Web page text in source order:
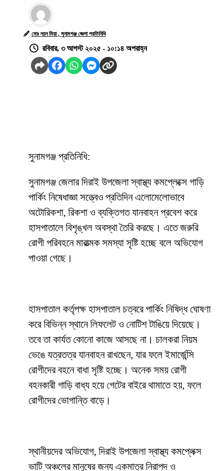
মোঃ নয়ন মিয়া , সুনামগঞ্জ জেলা প্রতিনিধি
রবিবার, ৩ আগস্ট ২০২৫ - ১০:১৪ অপরাহ্ন
সুনামগঞ্জ প্রতিনিধি:
সুনামগঞ্জ জেলার দিরাই উপজেলা স্বাস্থ্য কমপ্লেক্সে গাড়ি
পার্কিং নিষেধাজ্ঞা সত্ত্বেও প্রতিদিন এলোমেলোভাবে
অটোরিকশা, রিকশা ও ব্যক্তিগত যানবাহন প্রবেশ করে
হাসপাতালে বিশৃঙ্খল অবস্থা তৈরি করছে। এতে জরুরি
রোগী পরিবহনে মারাত্মক সমস্যা সৃষ্টি হচ্ছে বলে অভিযোগ
পাওয়া গেছে।
হাসপাতাল কর্তৃপক্ষ হাসপাতাল চত্বরে পার্কিং নিষিদ্ধ ঘোষণা
করে বিভিন্ন স্থানে লিফলেট ও নোটিশ টাঙিয়ে দিয়েছে।
তবে তা কার্যত কোনো কাজে আসছে না। চালকরা নিয়ম
ভেঙে যত্রতত্র যানবাহন রাখছেন, যার ফলে ইমার্জেন্সি
রোগীদের বহনে বাধা সৃষ্টি হচ্ছে। অনেক সময় রোগী
বহনকারী গাড়ি বাধ্য হয়ে গেটের বাইরে থামাতে হয়, ফলে
রোগীদের ভোগান্তি বাড়ে।
স্থানীয়দের অভিযোগ, দিরাই উপজেলা স্বাস্থ্য কমপ্লেক্স
ভাটি অঞ্চলের মানুষের জন্য একমাত্র নিরাপদ ও